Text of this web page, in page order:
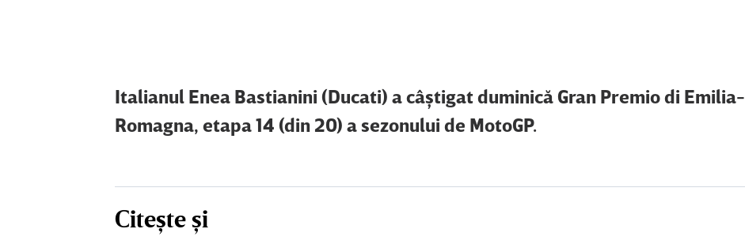
Italianul Enea Bastianini (Ducati) a câştigat duminică Gran Premio di Emilia-
Romagna, etapa 14 (din 20) a sezonului de MotoGP.
Citește și